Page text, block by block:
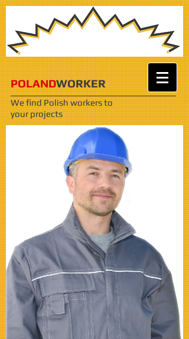
POLANDWORKER
We find Polish workersto
your projects